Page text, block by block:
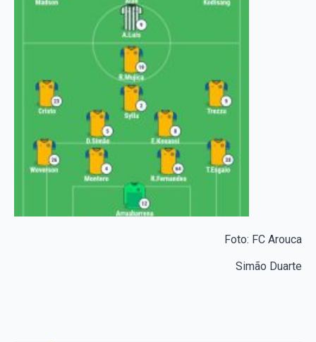
Foto: FC Arouca
Simão Duarte